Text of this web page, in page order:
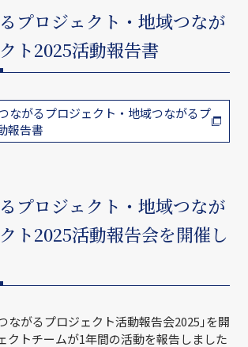
プロジェクト・地域つなが
ト2025活動報告書
ながるプロジェクト・地域つながるプ
報告書
プロジェクト・地域つなが
ト2025活動報告会を開催し
ながるプロジェクト活動報告会2025｣を開
クトチームが1年間の活動を報告しました